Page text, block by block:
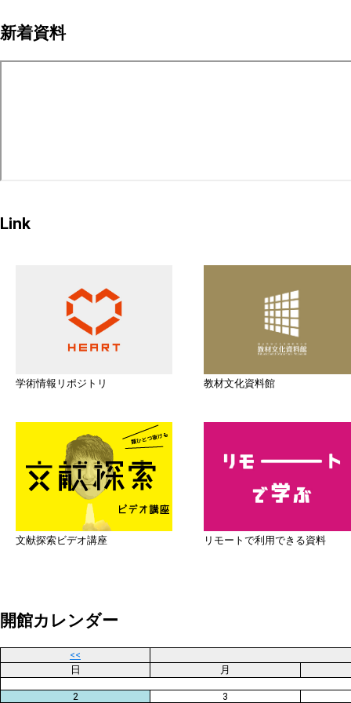
ー
新着資料
Link
学術情報リポジトリ 教材文化資料館
文献探索ビデオ講座 リモートで利用できる資料
開館カレンダー
<<
日
月
2 3